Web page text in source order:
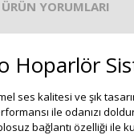
ÜRÜN YORUMLARI
Hoparlör
ses kalitesi ve şık
ile odanızı
bağlantı özelliği